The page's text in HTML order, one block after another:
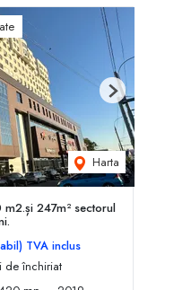
Harta
Next
247m² sectorul
TVA inclus
de închiriat